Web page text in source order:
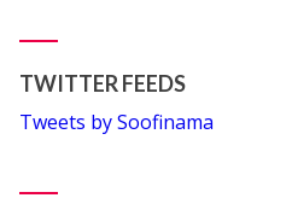
TWITTER FEEDS
Tweets by Soofinama